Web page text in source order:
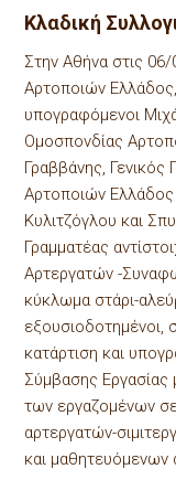
Κλαδική
Στην Αθήνα στις
Αρτοποιών
υπογραφόμενοι
Ομοσπονδίας
Γραββάνης,
Αρτοποιών
Κυλιτζόγλου και
Γραμματέας
Αρτεργατών -
κύκλωμα στάρι-
εξουσιοδοτημένοι,
κατάρτιση και
Σύμβασης Εργασίας
των εργαζομένων σε
αρτεργατών-
και μαθητευόµενων